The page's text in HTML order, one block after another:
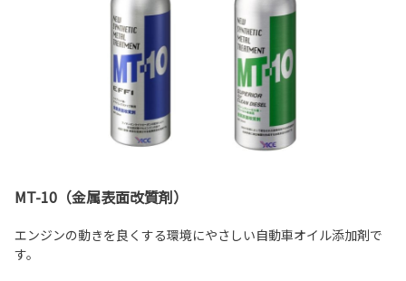
MT-10（金属表面改質剤）
エンジンの動きを良くする環境にやさしい自動車オイル添加剤で
す。